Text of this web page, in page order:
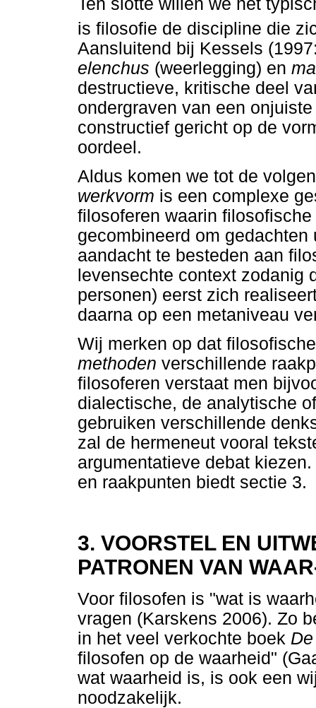
Ten slotte willen we het
is filosofie de discipline die
Aansluitend bij Kessels
elenchus (weerlegging) en
destructieve, kritische deel
ondergraven van een
constructief gericht op de
oordeel.
Aldus komen we tot de
werkvorm is een complexe
filosoferen waarin
gecombineerd om
aandacht te besteden aan
levensechte context zodanig
personen) eerst zich
daarna op een metaniveau
Wij merken op dat
methoden verschillende
filosoferen verstaat men
dialectische, de analytische
gebruiken verschillende
zal de hermeneut vooral
argumentatieve debat
en raakpunten biedt sectie 3.
3. VOORSTEL EN
PATRONEN VAN
Voor filosofen is "wat is
vragen (Karskens 2006). Zo
in het veel verkochte boek
filosofen op de waarheid"
wat waarheid is, is ook een
noodzakelijk.